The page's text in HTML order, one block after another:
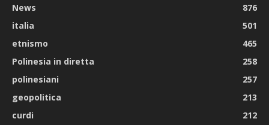
News
876
italia
501
etnismo
465
Polinesia in diretta
258
polinesiani
257
geopolitica
213
curdi
212